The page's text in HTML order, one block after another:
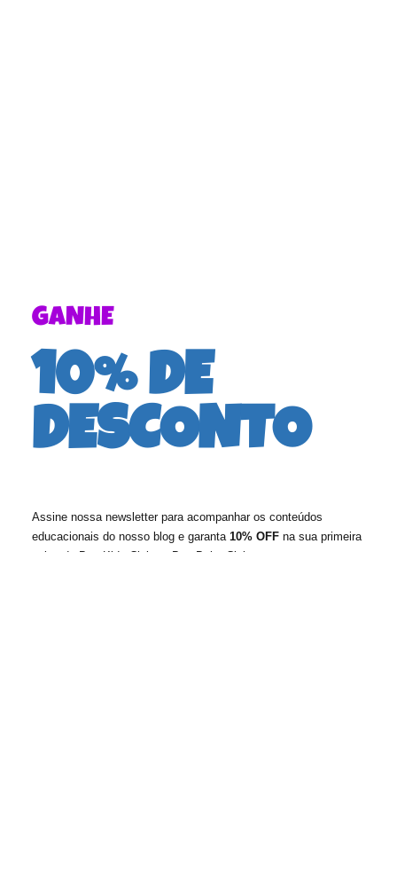
GANHE
10% DE
DESCONTO
Assine nossa newsletter para acompanhar os conteúdos
educacionais do nosso blog e garanta 10% OFFna sua primeira
caixa do Box Kids Club ou Box Baby Club.